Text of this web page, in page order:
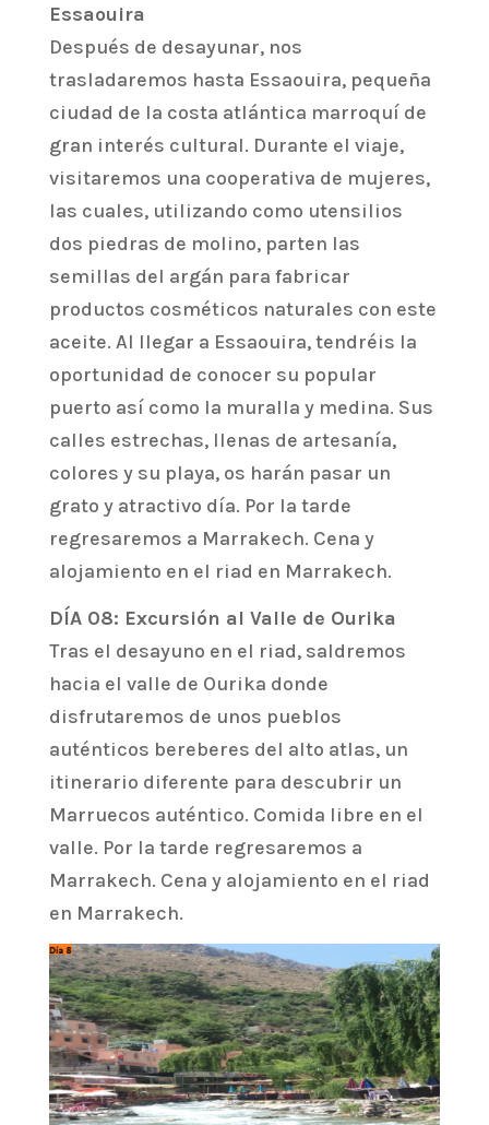
Essaouira
Después de desayunar, nos
trasladaremos hasta Essaouira, pequeña
ciudad de la costa atlántica marroquí de
gran interés cultural. Durante el viaje,
visitaremos una cooperativa de mujeres,
las cuales, utilizando como utensilios
dos piedras de molino, parten las
semillas del argán para fabricar
productos cosméticos naturales con este
aceite. Al llegar a Essaouira, tendréis la
oportunidad de conocer su popular
puerto así como la muralla y medina. Sus
calles estrechas, llenas de artesanía,
colores y su playa, os harán pasar un
grato y atractivo día. Por la tarde
regresaremos a Marrakech. Cena y
alojamiento en el riad en Marrakech.
DÍA 08: Excursión al Valle de Ourika
Tras el desayuno en el riad, saldremos
hacia el valle de Ourika donde
disfrutaremos de unos pueblos
auténticos bereberes del alto atlas, un
itinerario diferente para descubrir un
Marruecos auténtico. Comida libre en el
valle. Por la tarde regresaremos a
Marrakech. Cena y alojamiento en el riad
en Marrakech.